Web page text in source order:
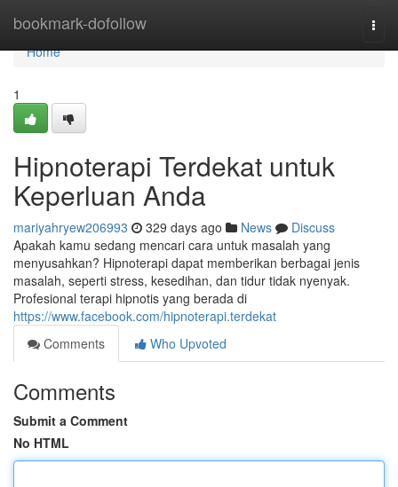
bookmark-dofollow
Home
Home
1
Hipnoterapi Terdekat untuk
Keperluan Anda
mariyahryew206993 329 days ago News
Discuss
Apakah kamu sedang mencari cara untuk masalah yang
menyusahkan? Hipnoterapi dapat memberikan berbagai jenis
masalah, seperti stress, kesedihan, dan tidur tidak nyenyak.
Profesional terapi hipnotis yang berada di
https://www.facebook.com/hipnoterapi.terdekat
Comments
Who Upvoted
Comments
Submit a Comment
No HTML